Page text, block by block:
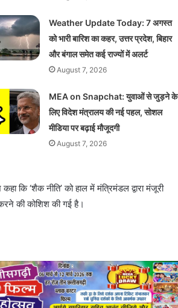
Weather Update Today: 7 अगस्त
को भारी बारिश का कहर, उत्तर प्रदेश, बिहार
और बंगाल समेत कई राज्यों में अलर्ट
August 7, 2026
MEA on Snapchat: युवाओं से जुड़ने के
लिए विदेश मंत्रालय की नई पहल, सोशल
मीडिया पर बढ़ाई मौजूदगी
August 7, 2026
कि ‘शैक नीति’ को हाल में मंत्रिमंडल द्वारा मंजूरी
की कोशिश की गई है।